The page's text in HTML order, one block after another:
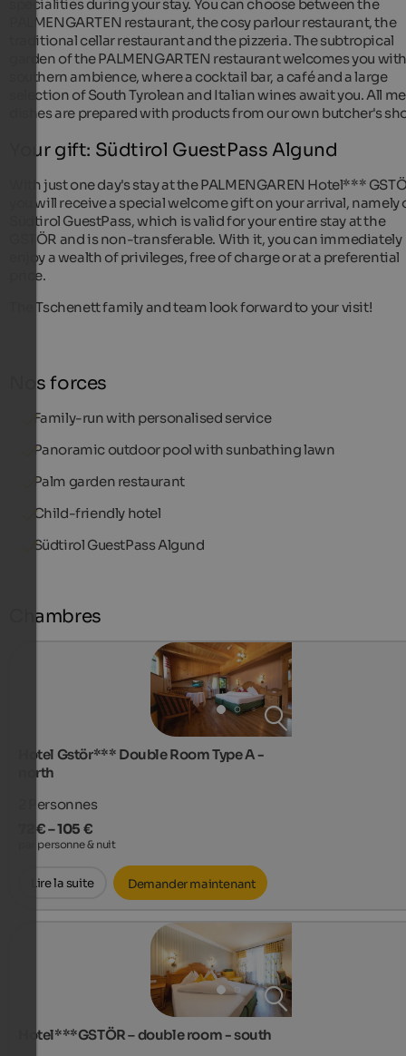
specialities during your stay. You can choose between the
PALMENGARTEN restaurant, the cosy parlour restaurant, the
traditional cellar restaurant and the pizzeria. The subtropical
garden of the PALMENGARTEN restaurant welcomes you
southern ambience, where a cocktail bar, a café and a large
selection of South Tyrolean and Italian wines await you. All
dishes are prepared with products from our own butcher's
Your gift: Südtirol GuestPass Algund
With just one day's stay at the PALMENGAREN Hotel***
you will receive a special welcome gift on your arrival, namely
Südtirol GuestPass, which is valid for your entire stay at the
GSTÖR and is non-transferable. With it, you can immediately
enjoy a wealth of privileges, free of charge or at a preferential
price.
The Tschenett family and team look forward to your visit!
Nos forces
Family-run with personalised service
Panoramic outdoor pool with sunbathing lawn
Palm garden restaurant
Child-friendly hotel
Südtirol GuestPass Algund
Chambres
Hotel Gstör*** Double Room Type A -
north
Personnes
72 € – 105 €
par personne & nuit
Lire la suite Demander maintenant
Hotel***GSTÖR – double room - south